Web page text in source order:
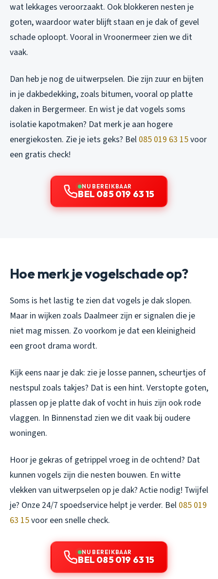
wat lekkages veroorzaakt. Ook blokkeren nesten je
goten, waardoor water blijft staan en je dak of gevel
schade oploopt. Vooral in Vroonermeer zien we dit
vaak.
Dan heb je nog de uitwerpselen. Die zijn zuur en bijten
in je dakbedekking, zoals bitumen, vooral op platte
daken in Bergermeer. En wist je dat vogels soms
isolatie kapotmaken? Dat merk je aan hogere
energiekosten. Zie je iets geks? Bel 085 019 63 15voor
een gratis check!
NU BEREIKBAAR
BEL 085 019 63 15
Hoe merk je vogelschade op?
Soms is het lastig te zien dat vogels je dak slopen.
Maar in wijken zoals Daalmeer zijn er signalen die je
niet mag missen. Zo voorkom je dat een kleinigheid
een groot drama wordt.
Kijk eens naar je dak: zie je losse pannen, scheurtjes of
nestspul zoals takjes? Dat is een hint. Verstopte goten,
plassen op je platte dak of vocht in huis zijn ook rode
vlaggen. In Binnenstad zien we dit vaak bij oudere
woningen.
Hoor je gekras of getrippel vroeg in de ochtend? Dat
kunnen vogels zijn die nesten bouwen. En witte
vlekken van uitwerpselen op je dak? Actie nodig! Twijfel
je? Onze 24/7 spoedservice helpt je verder. Bel 085 019
63 15voor een snelle check.
NU BEREIKBAAR
BEL 085 019 63 15